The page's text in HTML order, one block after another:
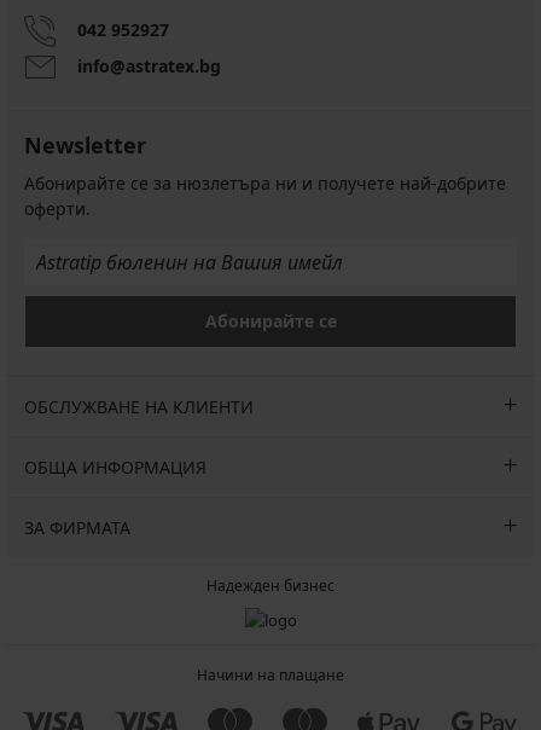
042 952927
info@astratex.bg
Newsletter
Абонирайте се за нюзлетъра ни и получете най-добрите
оферти.
Абонирайте се
ОБСЛУЖВАНЕ НА КЛИЕНТИ
ОБЩА ИНФОРМАЦИЯ
ЗА ФИРМАТА
Надежден бизнес
Начини на плащане